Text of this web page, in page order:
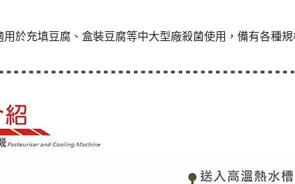
用於充填豆腐、盒裝豆腐等中大型廠殺菌使用，備有各種